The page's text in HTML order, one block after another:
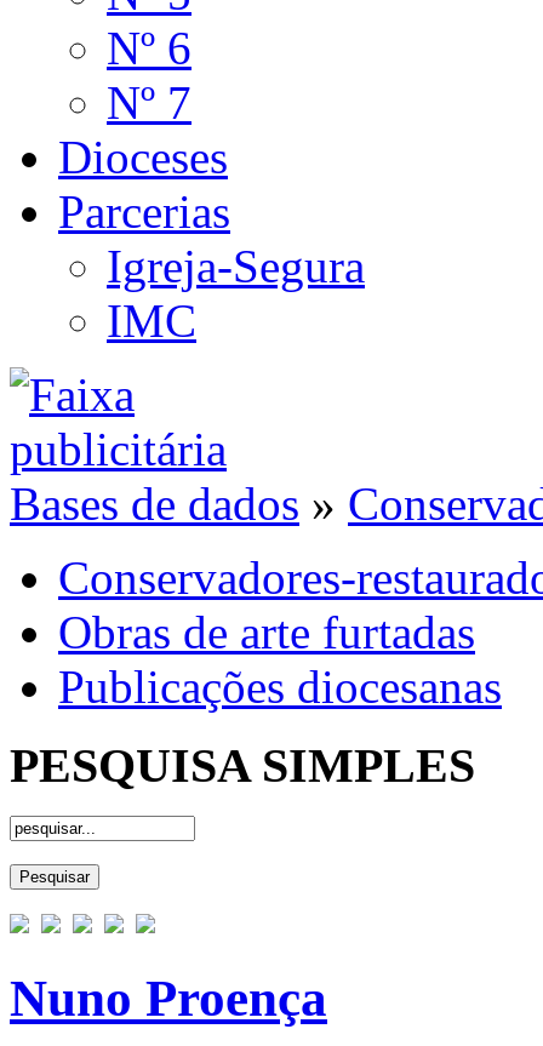
Nº 6
Nº 7
Dioceses
Parcerias
Igreja-Segura
IMC
Bases de dados »
Conservadores-
Obras de arte furtadas
Publicações diocesanas
PESQUISA SIMPLES
Nuno Proença